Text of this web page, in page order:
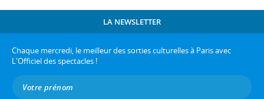
LA NEWSLETTER
Chaque mercredi, le meilleur des sorties culturelles à Paris avec
L'Officiel des spectacles !